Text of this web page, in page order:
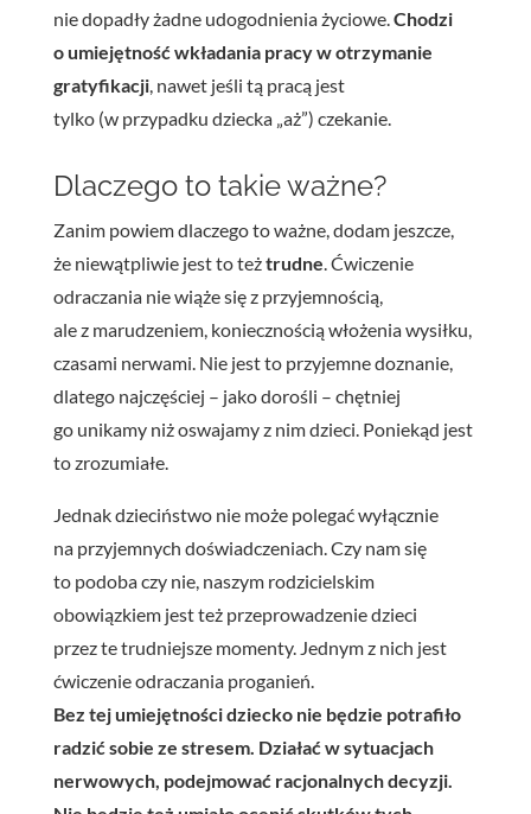
nie dopadły żadne udogodnienia życiowe.Chodzi
o umiejętność wkładania pracy w otrzymanie
gratyfikacji, nawet jeśli tą pracą jest
tylko (w przypadku dziecka „aż”) czekanie.
Dlaczego to takie ważne?
Zanim powiem dlaczego to ważne, dodam jeszcze,
że niewątpliwie jest to teżtrudne. Ćwiczenie
odraczania nie wiąże się z przyjemnością,
ale z marudzeniem, koniecznością włożenia wysiłku,
czasami nerwami. Nie jest to przyjemne doznanie,
dlatego najczęściej – jako dorośli – chętniej
go unikamy niż oswajamy z nim dzieci. Poniekąd jest
to zrozumiałe.
Jednak dzieciństwo nie może polegać wyłącznie
na przyjemnych doświadczeniach. Czy nam się
to podoba czy nie, naszym rodzicielskim
obowiązkiem jest też przeprowadzenie dzieci
przez te trudniejsze momenty. Jednym z nich jest
ćwiczenie odraczania proganień.
Bez tej umiejętności dziecko nie będzie potrafiło
radzić sobie ze stresem. Działać w sytuacjach
nerwowych, podejmować racjonalnych decyzji.